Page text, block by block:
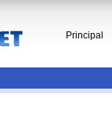
Principal